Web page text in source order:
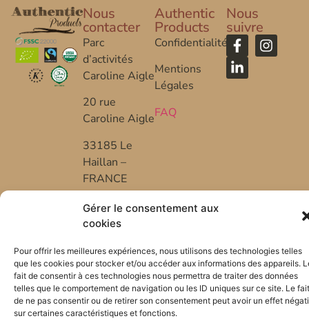
Gérer le consentement aux
cookies
Pour offrir les meilleures expériences, nous utilisons des technologies telles
que les cookies pour stocker et/ou accéder aux informations des appareils.
fait de consentir à ces technologies nous permettra de traiter des données
telles que le comportement de navigation ou les ID uniques sur ce site. Le fait
de ne pas consentir ou de retirer son consentement peut avoir un effet
sur certaines caractéristiques et fonctions.
Nous
contacter
Parc
d’activités
Caroline Aigle
20 rue
Caroline Aigle
33185 Le
Haillan –
FRANCE
+33 (0) 5 57
53 08 10
*FR-BIO-01
Authentic
Products
Confidentialité
Mentions
Légales
FAQ
Nous
suivre